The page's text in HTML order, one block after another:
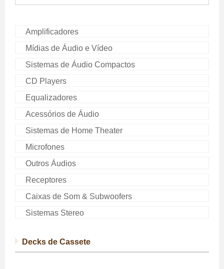
Amplificadores
Mídias de Áudio e Vídeo
Sistemas de Áudio Compactos
CD Players
Equalizadores
Acessórios de Áudio
Sistemas de Home Theater
Microfones
Outros Áudios
Receptores
Caixas de Som & Subwoofers
Sistemas Stereo
Decks de Cassete